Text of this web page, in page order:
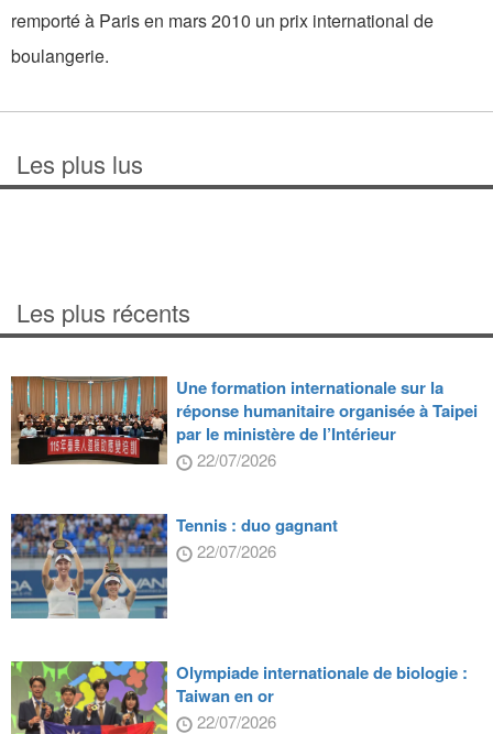
remporté à Paris en mars 2010 un prix international de
boulangerie.
Les plus lus
Les plus récents
Une formation internationale sur la
réponse humanitaire organisée à Taipei
par le ministère de l’Intérieur
22/07/2026
Tennis : duo gagnant
22/07/2026
Olympiade internationale de biologie :
Taiwan en or
22/07/2026